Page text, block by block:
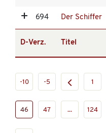
694 Der Schiffer
D-Verz. Titel
-10 -5 1
46 47 ... 124